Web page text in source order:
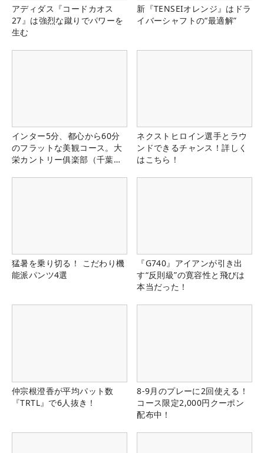
アディダス『コードカオス
27』は強烈な蹴りでパワーを
生む
新『TENSEIオレンジ』はドラ
イバーシャフトの“最適解”
インター5分、都心から60分
のフラットな美観コース。大
栄カントリー俱楽部（千葉
ネクストヒロイン選手とラウ
ンドできるチャンス！詳しく
はこちら！
猛暑を乗り切る！ こだわり機
能派パンツ4選
『G740』アイアンが引き出
す“反則級”の寛容性と飛びは
本当だった！
仲宗根澄香が平均パット数
『TRTL』で6人抜き！
8-9月のプレーに2回使える！
コース限定2,000円クーポン
配布中！